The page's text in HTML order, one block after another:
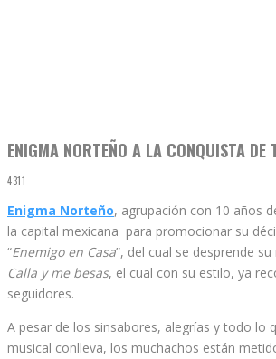
ENIGMA NORTEÑO A LA CONQUISTA DE
4311
Enigma Norteño, agrupación con 10 años
la capital mexicana para promocionar su
“Enemigo en Casa”, del cual se desprende
Calla y me besas, el cual con su estilo, ya
seguidores.
A pesar de los sinsabores, alegrías y todo lo
musical conlleva, los muchachos están